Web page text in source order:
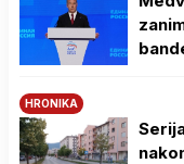
HRONIKA